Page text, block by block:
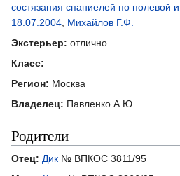
состязания спаниелей по полевой
18.07.2004 Михайлов Г.Ф.
Экстерьер: отлично
Класс:
Регион: Москва
Владелец: Павленко А.Ю.
Родители
Отец: Дик № ВПКОС 3811/95